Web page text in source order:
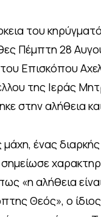
του
Πέμπτη 28
Επισκόπου
της Ιεράς
στην αλήθεια
ένας
«η αλήθεια
Θεός», ο